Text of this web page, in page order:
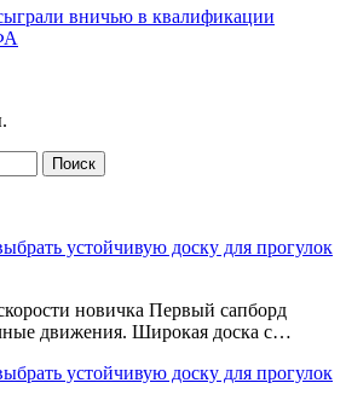
вничью в квалификации
устойчивую доску для прогулок
новичка Первый сапборд
движения. Широкая доска с…
устойчивую доску для прогулок